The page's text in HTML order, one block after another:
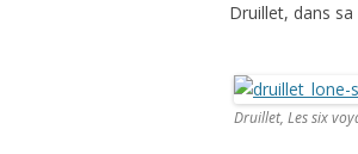
Druillet, dans
Druillet, Les six